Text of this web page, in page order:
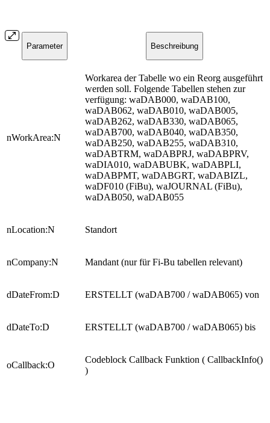
Parameter Beschreibung
nWorkArea:N
Workarea der Tabelle wo ein Reorg ausgeführt
werden soll. Folgende Tabellen stehen zur
verfügung: waDAB000, waDAB100,
waDAB062, waDAB010, waDAB005,
waDAB262, waDAB330, waDAB065,
waDAB700, waDAB040, waDAB350,
waDAB250, waDAB255, waDAB310,
waDABTRM, waDABPRJ, waDABPRV,
waDIA010, waDABUBK, waDABPLI,
waDABPMT, waDABGRT, waDABIZL,
waDF010 (FiBu), waJOURNAL (FiBu),
waDAB050, waDAB055
nLocation:N Standort
nCompany:N Mandant (nur für Fi-Bu tabellen relevant)
dDateFrom:D ERSTELLT (waDAB700 / waDAB065) von
dDateTo:D ERSTELLT (waDAB700 / waDAB065) bis
oCallback:O
Codeblock Callback Funktion ( CallbackInfo()
)